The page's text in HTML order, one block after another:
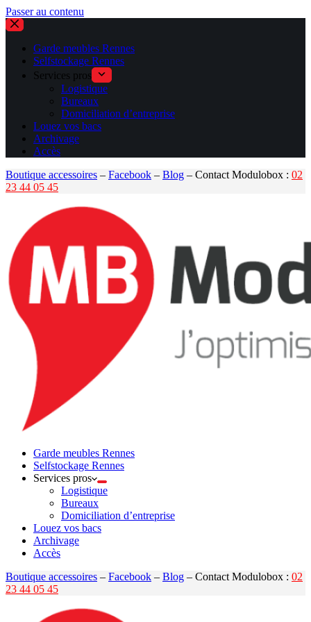
Passer au contenu
Garde meubles Rennes
Selfstockage Rennes
Services pros
Logistique
Bureaux
Domiciliation d’entreprise
Louez vos bacs
Archivage
Accès
Boutique accessoires – Facebook – Blog – Contact Modulobox : 02
23 44 05 45
Garde meubles Rennes
Selfstockage Rennes
Services pros
Logistique
Bureaux
Domiciliation d’entreprise
Louez vos bacs
Archivage
Accès
Boutique accessoires – Facebook – Blog – Contact Modulobox : 02
23 44 05 45